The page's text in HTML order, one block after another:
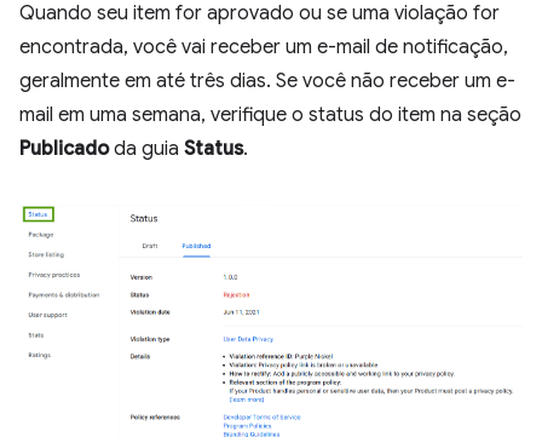
Quando seu item for aprovado ou se uma violação for
encontrada, você vai receber um e-mail de notificação,
geralmente em até três dias. Se você não receber um e-
mail em uma semana, verifique o status do item na seção
Publicadoda guia Status.